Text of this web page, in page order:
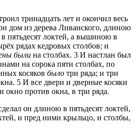
тринадцать лет и окончил весь
дом из дерева Ливанского, длиною
пятьдесят локтей, а вышиною в
рядах кедровых столбов; и
были на столбах. 3 И настлан был
на сорока пяти столбах, по
косяков было три ряда; и три
5 И все двери и дверные косяки
окно против окна, в три ряда.
он длиною в пятьдесят локтей,
и пред ними крыльцо, и столбы,